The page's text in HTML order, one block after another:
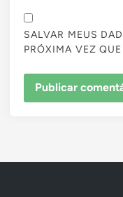
SALVAR MEUS
PRÓXIMA VEZ